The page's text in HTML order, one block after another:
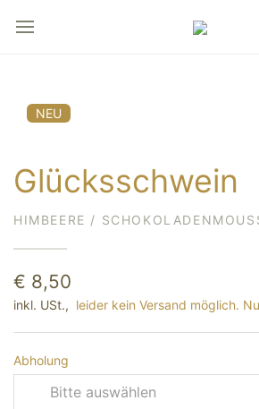
NEU
Glücksschwein
HIMBEERE /
€ 8,50
inkl. USt., leider kein Versand möglich.
Abholung